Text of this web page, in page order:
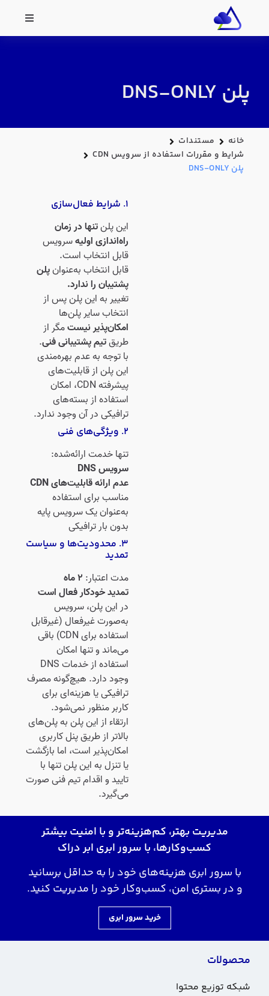
پلن DNS-ONLY
خانه
مستندات
شرایط و مقررات استفاده از سرویس CDN
پلن DNS-ONLY
۱. شرایط فعال‌سازی
این پلنتنها در زمان
راه‌اندازی اولیهسرویس
قابل انتخاب است.
قابل انتخاب به‌عنوانپلن
پشتیبان را ندارد.
تغییر به این پلن پس از
انتخاب سایر پلن‌ها
امکان‌پذیر نیستمگر از
طریقتیم پشتیبانی فنی.
با توجه به عدم بهره‌مندی
این پلن از قابلیت‌های
پیشرفته CDN، امکان
استفاده از بسته‌های
ترافیکی در آن وجود ندارد.
۲. ویژگی‌های فنی
تنها خدمت ارائه‌شده:
سرویس DNS
عدم ارائه قابلیت‌های CDN
مناسب برای استفاده
به‌عنوان یک سرویس پایه
بدون بار ترافیکی
۳. محدودیت‌ها و سیاست
تمدید
مدت اعتبار: ۲ ماه
تمدید خودکار فعال است
در این پلن، سرویس
به‌صورت غیرفعال (غیرقابل
استفاده برای CDN) باقی
می‌ماند و تنها امکان
استفاده از خدمات DNS
وجود دارد. هیچ‌گونه مصرف
ترافیکی یا هزینه‌ای برای
کاربر منظور نمی‌شود.
ارتقاء از این پلن به پلن‌های
بالاتر از طریق پنل کاربری
امکان‌پذیر است، اما بازگشت
یا تنزل به این پلن تنها با
تایید و اقدام تیم فنی صورت
می‌گیرد.
مدیریت بهتر، کم‌هزینه‌تر و با امنیت بیشتر
کسب‌وکارها، با سرور ابری ابر دراک
با سرور ابری هزینه‌های خود را به حداقل برسانید
و در بستری امن، کسب‌وکار خود را مدیریت کنید.
خرید سرور ابری
محصولات
شبکه توزیع محتوا